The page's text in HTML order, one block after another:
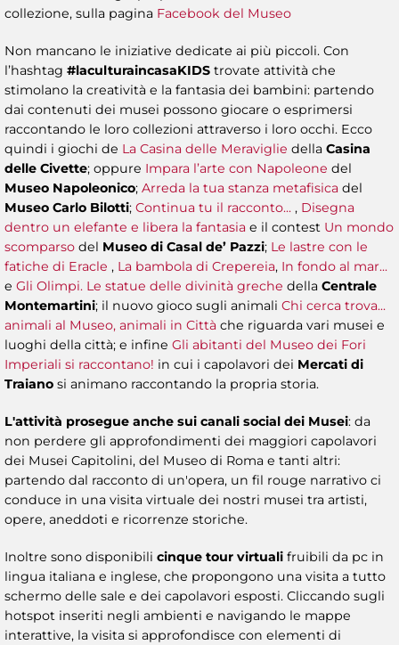
collezione, sulla pagina Facebook del Museo
Non mancano le iniziative dedicate ai più piccoli. Con
l’hashtag #laculturaincasaKIDS trovate attività che
stimolano la creatività e la fantasia dei bambini: partendo
dai contenuti dei musei possono giocare o esprimersi
raccontando le loro collezioni attraverso i loro occhi. Ecco
quindi i giochi de La Casina delle Meraviglie della Casina
delle Civette; oppure Impara l’arte con Napoleone del
Museo Napoleonico; Arreda la tua stanza metafisica del
Museo Carlo Bilotti; Continua tu il racconto... , Disegna
dentro un elefante e libera la fantasia e il contest Un mondo
scomparso del Museo di Casal de’ Pazzi; Le lastre con le
fatiche di Eracle , La bambola di Crepereia, In fondo al mar...
e Gli Olimpi. Le statue delle divinità greche della Centrale
Montemartini; il nuovo gioco sugli animali Chi cerca trova...
animali al Museo, animali in Città che riguarda vari musei e
luoghi della città; e infine Gli abitanti del Museo dei Fori
Imperiali si raccontano! in cui i capolavori dei Mercati di
Traiano si animano raccontando la propria storia.
L'attività prosegue anche sui canali social dei Musei: da
non perdere gli approfondimenti dei maggiori capolavori
dei Musei Capitolini, del Museo di Roma e tanti altri:
partendo dal racconto di un'opera, un fil rouge narrativo ci
conduce in una visita virtuale dei nostri musei tra artisti,
opere, aneddoti e ricorrenze storiche.
Inoltre sono disponibili cinque tour virtuali fruibili da pc in
lingua italiana e inglese, che propongono una visita a tutto
schermo delle sale e dei capolavori esposti. Cliccando sugli
hotspot inseriti negli ambienti e navigando le mappe
interattive, la visita si approfondisce con elementi di